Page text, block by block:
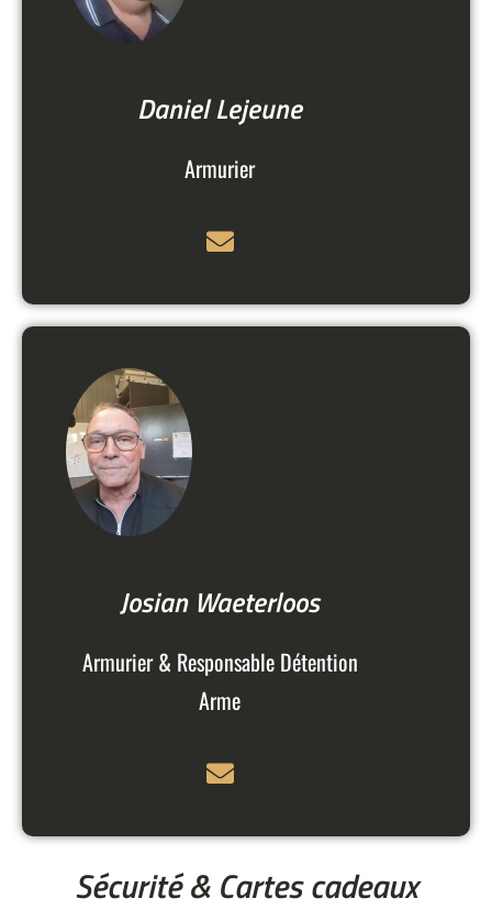
Daniel Lejeune
Armurier
Josian Waeterloos
Armurier & Responsable Détention
Arme
Sécurité & Cartes cadeaux